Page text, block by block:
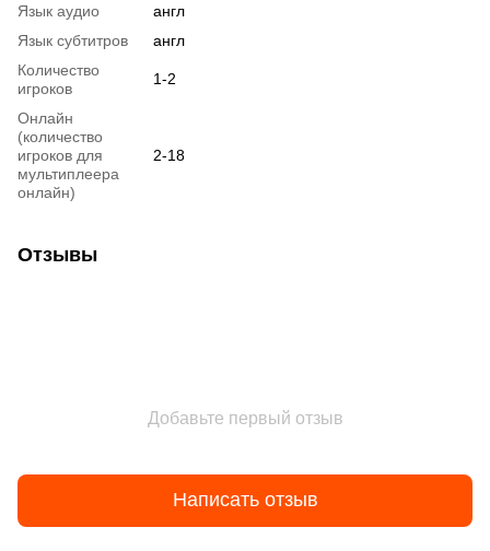
Язык аудио
англ
Язык субтитров
англ
Количество
игроков
1-2
Онлайн
(количество
игроков для
мультиплеера
онлайн)
2-18
Отзывы
Добавьте первый отзыв
Написать отзыв